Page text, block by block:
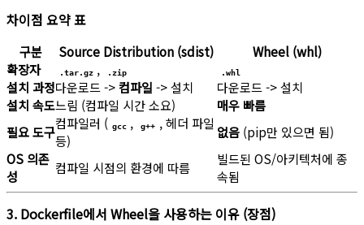
차이점 요약 표
구분 Source Distribution (sdist)
Wheel (whl)
확장자
.tar.gz , .zip .whl
설치 과정다운로드 ->컴파일 -> 설치
다운로드 -> 설치
설치 속도느림 (컴파일 시간 소요)
매우 빠름
필요 도구컴파일러 ( gcc , g++ , 헤더 파일
등)
없음 (pip만 있으면 됨)
OS 의존
성
컴파일 시점의 환경에 따름
빌드된 OS/아키텍처에 종
속됨
3. Dockerfile에서 Wheel을 사용하는 이유 (장점)